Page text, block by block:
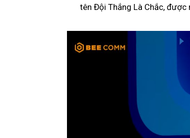
tên Đội Thắng Là Chắc, được